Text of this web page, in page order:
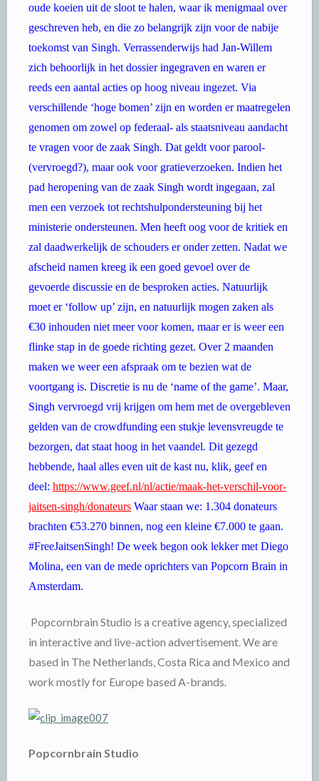
oude koeien uit de sloot te halen, waar ik menigmaal over
geschreven heb, en die zo belangrijk zijn voor de nabije
toekomst van Singh. Verrassenderwijs had Jan-Willem
zich behoorlijk in het dossier ingegraven en waren er
reeds een aantal acties op hoog niveau ingezet. Via
verschillende ‘hoge bomen’ zijn en worden er maatregelen
genomen om zowel op federaal- als staatsniveau aandacht
te vragen voor de zaak Singh. Dat geldt voor parool-
(vervroegd?), maar ook voor gratieverzoeken. Indien het
pad heropening van de zaak Singh wordt ingegaan, zal
men een verzoek tot rechtshulpondersteuning bij het
ministerie ondersteunen. Men heeft oog voor de kritiek en
zal daadwerkelijk de schouders er onder zetten. Nadat we
afscheid namen kreeg ik een goed gevoel over de
gevoerde discussie en de besproken acties. Natuurlijk
moet er ‘follow up’ zijn, en natuurlijk mogen zaken als
€30 inhouden niet meer voor komen, maar er is weer een
flinke stap in de goede richting gezet. Over 2 maanden
maken we weer een afspraak om te bezien wat de
voortgang is. Discretie is nu de ‘name of the game’. Maar,
Singh vervroegd vrij krijgen om hem met de overgebleven
gelden van de crowdfunding een stukje levensvreugde te
bezorgen, dat staat hoog in het vaandel. Dit gezegd
hebbende, haal alles even uit de kast nu, klik, geef en
deel: https://www.geef.nl/nl/actie/maak-het-verschil-voor-
jaitsen-singh/donateurs Waar staan we: 1.304 donateurs
brachten €53.270 binnen, nog een kleine €7.000 te gaan.
#FreeJaitsenSingh! De week begon ook lekker met Diego
Molina, een van de mede oprichters van Popcorn Brain in
Amsterdam.
Popcornbrain Studio is a creative agency, specialized
in interactive and live-action advertisement. We are
based in The Netherlands, Costa Rica and Mexico and
work mostly for Europe based A-brands.
Popcornbrain Studio